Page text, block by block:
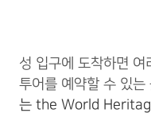
성 입구에 도착하면 여
투어를 예약할 수 있는
는 the World